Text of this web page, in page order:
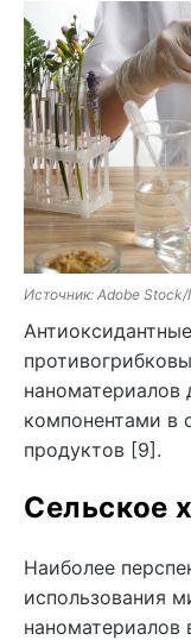
Источник: Adobe
наноматериалов
компонентами в
продуктов [9].
Сельское
Наиболее
использования
наноматериалов